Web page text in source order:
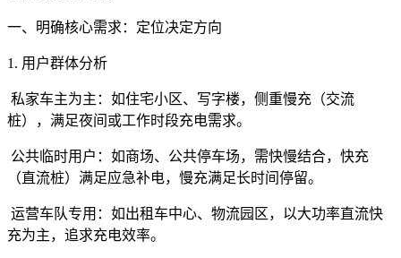
一、明确核心需求：定位决定方向
1. 用户群体分析
私家车主为主：如住宅小区、写字楼，侧重慢充（交流
桩），满足夜间或工作时段充电需求。
公共临时用户：如商场、公共停车场，需快慢结合，快充
（直流桩）满足应急补电，慢充满足长时间停留。
运营车队专用：如出租车中心、物流园区，以大功率直流快
充为主，追求充电效率。